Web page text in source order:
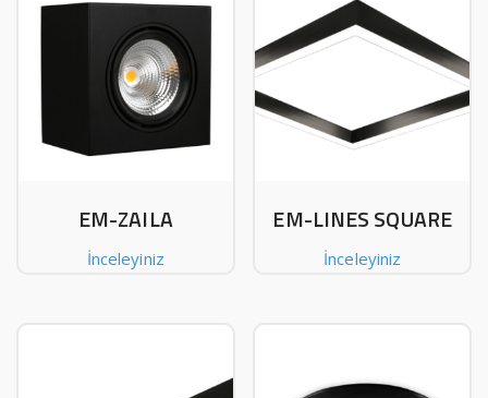
EM-ZAILA
İnceleyiniz
EM-LINES SQUARE
İnceleyiniz